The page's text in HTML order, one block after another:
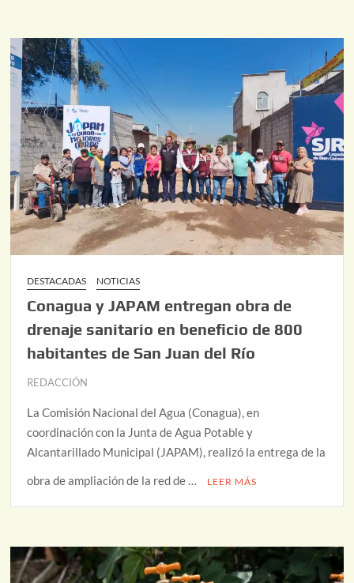
DESTACADAS NOTICIAS
Conagua y JAPAM entregan obra de
drenaje sanitario en beneficio de 800
habitantes de San Juan del Río
REDACCIÓN
La Comisión Nacional del Agua (Conagua), en
coordinación con la Junta de Agua Potable y
Alcantarillado Municipal (JAPAM), realizó la entrega de la
obra de ampliación de la red de …
LEER MÁS